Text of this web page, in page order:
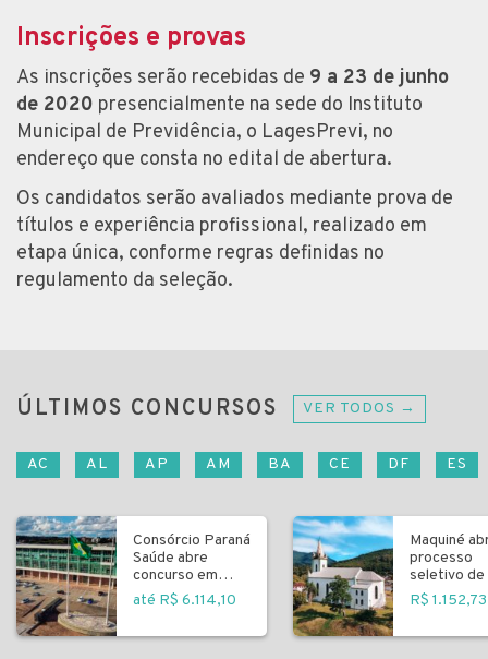
Inscrições e provas
As inscrições serão recebidas de 9 a 23 de junho
de 2020 presencialmente na sede do Instituto
Municipal de Previdência, o LagesPrevi, no
endereço que consta no edital de abertura.
Os candidatos serão avaliados mediante prova de
títulos e experiência profissional, realizado em
etapa única, conforme regras definidas no
regulamento da seleção.
ÚLTIMOS CONCURSOS VER TODOS →
AC AL AP AM BA CE DF ES
Consórcio Paraná
Saúde abre
concurso em
Curitiba
até R$ 6.114,10
Maquiné
processo
seletivo de
R$ 1.152,73